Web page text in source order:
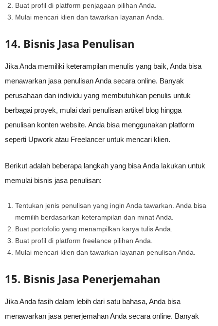
Buat profil di platform penjagaan pilihan Anda.
Mulai mencari klien dan tawarkan layanan Anda.
14. Bisnis Jasa Penulisan
Jika Anda memiliki keterampilan menulis yang baik, Anda bisa
menawarkan jasa penulisan Anda secara online. Banyak
perusahaan dan individu yang membutuhkan penulis untuk
berbagai proyek, mulai dari penulisan artikel blog hingga
penulisan konten website. Anda bisa menggunakan platform
seperti Upwork atau Freelancer untuk mencari klien.
Berikut adalah beberapa langkah yang bisa Anda lakukan untuk
memulai bisnis jasa penulisan:
Tentukan jenis penulisan yang ingin Anda tawarkan. Anda bisa
memilih berdasarkan keterampilan dan minat Anda.
Buat portofolio yang menampilkan karya tulis Anda.
Buat profil di platform freelance pilihan Anda.
Mulai mencari klien dan tawarkan layanan penulisan Anda.
15. Bisnis Jasa Penerjemahan
Jika Anda fasih dalam lebih dari satu bahasa, Anda bisa
menawarkan jasa penerjemahan Anda secara online. Banyak